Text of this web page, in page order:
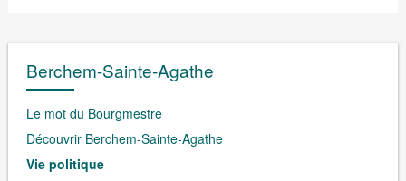
Berchem-Sainte-Agathe
Le mot du Bourgmestre
Découvrir Berchem-Sainte-Agathe
Vie politique